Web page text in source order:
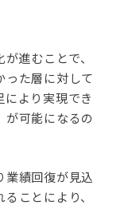
進むことで、
った層に対して
より実現でき
が可能になるの
業績回復が見込
ことにより、